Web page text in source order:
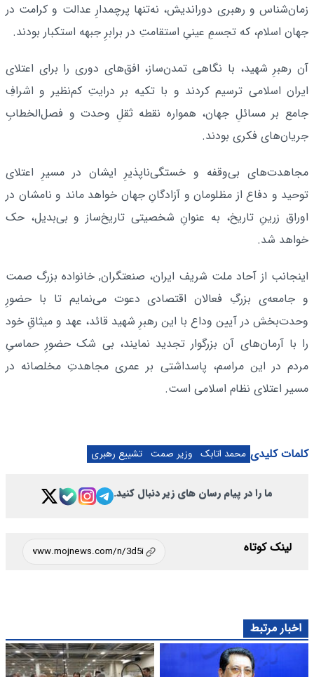
زمان‌شناس و رهبری دوراندیش، نه‌تنها پرچمدارِ عدالت و کرامت در
جهان اسلام، که تجسمِ عینیِ استقامتِ در برابرِ جبهه استکبار بودند.
آن رهبرِ شهید، با نگاهی تمدن‌ساز، افق‌های دوری را برای اعتلای
ایران اسلامی ترسیم کردند و با تکیه بر درایتِ کم‌نظیر و اشرافِ
جامع بر مسائلِ جهان، همواره نقطه ثقلِ وحدت و فصل‌الخطابِ
جریان‌های فکری بودند.
مجاهدت‌های بی‌وقفه و خستگی‌ناپذیرِ ایشان در مسیرِ اعتلای
توحید و دفاع از مظلومان و آزادگانِ جهان خواهد ماند و نامشان در
اوراق زرینِ تاریخ، به عنوانِ شخصیتی تاریخ‌ساز و بی‌بدیل، حک
خواهد شد.
اینجانب از آحاد ملت شریف ایران، صنعتگران, خانواده بزرگ صمت
و جامعه‌ی بزرگِ فعالان اقتصادی دعوت می‌نمایم تا با حضورِ
وحدت‌بخش در آیین وداع با این رهبرِ شهید قائد، عهد و میثاقِ خود
را با آرمان‌های آن بزرگوار تجدید نمایند، بی شک حضورِ حماسیِ
مردم در این مراسم، پاسداشتی بر عمری مجاهدتِ مخلصانه در
مسیر اعتلای نظام اسلامی است.
کلمات کلیدی محمد اتابک وزیر صمت تشییع رهبری
ما را در پیام رسان های زیر دنبال کنید.
لینک کوتاه
اخبار مرتبط